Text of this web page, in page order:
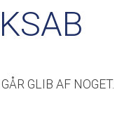
GLIB AF NOGET.